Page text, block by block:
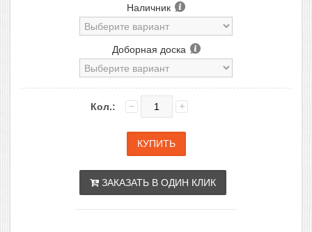
Наличник
Доборная доска
Кол.:
ЗАКАЗАТЬ В ОДИН КЛИК